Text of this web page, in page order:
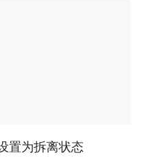
置为拆离状态